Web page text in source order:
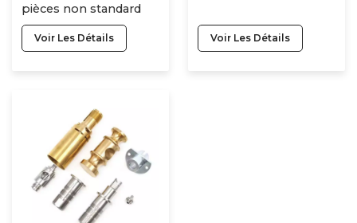
pièces non standard
usinées en acier
inoxydable, service
Voir Les Détails Voir Les Détails